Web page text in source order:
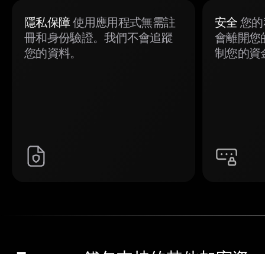
隱私保障使用應用程式無需註
冊和身份驗證。我們不會追蹤
您的資料。
安全 您
會離開您
制您的資